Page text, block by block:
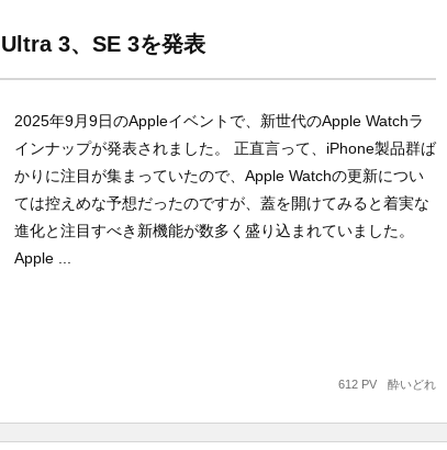
3、SE 3を発表
2025年9月9日のAppleイベントで、新世代のApple Watchラ
インナップが発表されました。 正直言って、iPhone製品群ば
かりに注目が集まっていたので、Apple Watchの更新につい
ては控えめな予想だったのですが、蓋を開けてみると着実な
進化と注目すべき新機能が数多く盛り込まれていました。
Apple ...
酔いどれ
612 PV